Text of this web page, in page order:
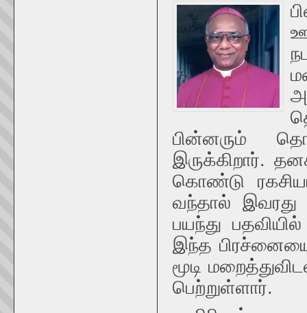
பின்னரும்
இருக்கிறார்.
கொண்டு
வந்தால் இவரது
பயந்து
இந்த
மூடி
பெற்றுள்ளார்.